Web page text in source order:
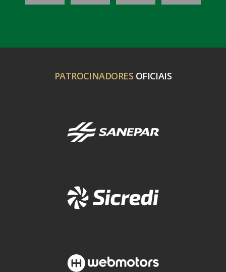
PATROCINADORES OFICIAIS